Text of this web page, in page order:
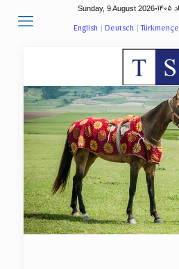
Sunday, 9 August 2026-
English | Deutsch | Türkmençe